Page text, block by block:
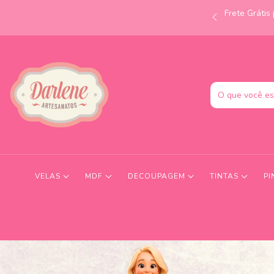
Frete Grátis
VELAS MDF DECOUPAGEM TINTAS